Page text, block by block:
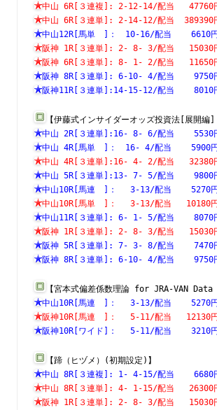
中山 6R[３連複]: 2-12-14/配
中山 6R[３連単]: 2-14-12/配当
中山12R[馬単　]：　10-16/配
阪神 1R[３連単]: 2- 8- 3/配当
阪神 6R[３連単]: 8- 1- 2/配当
阪神 8R[３連単]: 6-10- 4/配
阪神11R[３連単]:14-15-12/配当    8010
【伊藤式インサイダーオッズ投資法[展
中山 2R[３連単]:16- 8- 6/配
中山 4R[馬単　]：　16- 4/配
中山 4R[３連単]:16- 4- 2/配
中山 5R[３連単]:13- 7- 5/配
中山10R[馬連　]：　 3-13/配当    5270
中山10R[馬単　]：　 3-13/配当   10180
中山11R[３連単]: 6- 1- 5/配当    8070円
阪神 1R[３連単]: 2- 8- 3/配当
阪神 5R[３連単]: 7- 3- 8/配
阪神 8R[３連単]: 6-10- 4/配
【宮本式偏差係数理論 for JRA-VAN Data
中山10R[馬連　]：　 3-13/配当    5270
阪神10R[馬連　]：　 5-11/配当   12130円
阪神10R[ワイド]：　 5-11/配当    3210円
【蹄（ヒヅメ）(初期設定)】
中山 8R[３連複]: 1- 4-15/配
中山 8R[３連単]: 4- 1-15/配
阪神 1R[３連単]: 2- 8- 3/配当